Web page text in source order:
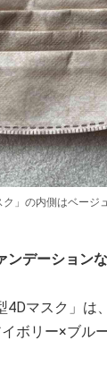
」の内側はベージ
ンデーション
4Dマスク」は
ボリー×ブル